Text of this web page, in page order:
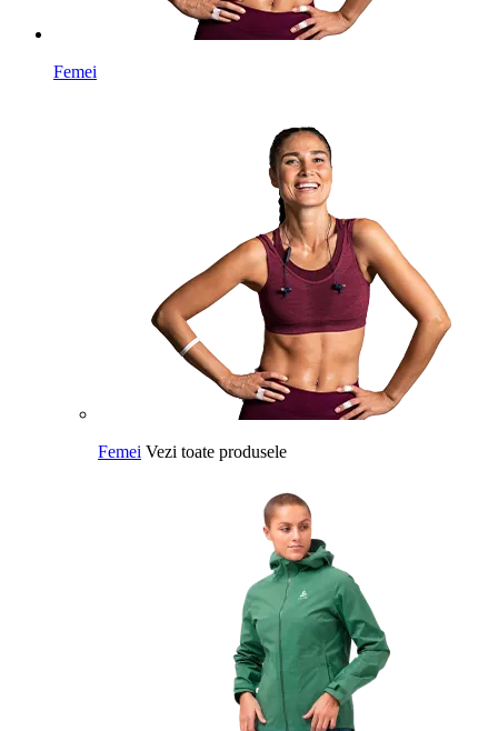
Femei
Femei Vezi toate produsele